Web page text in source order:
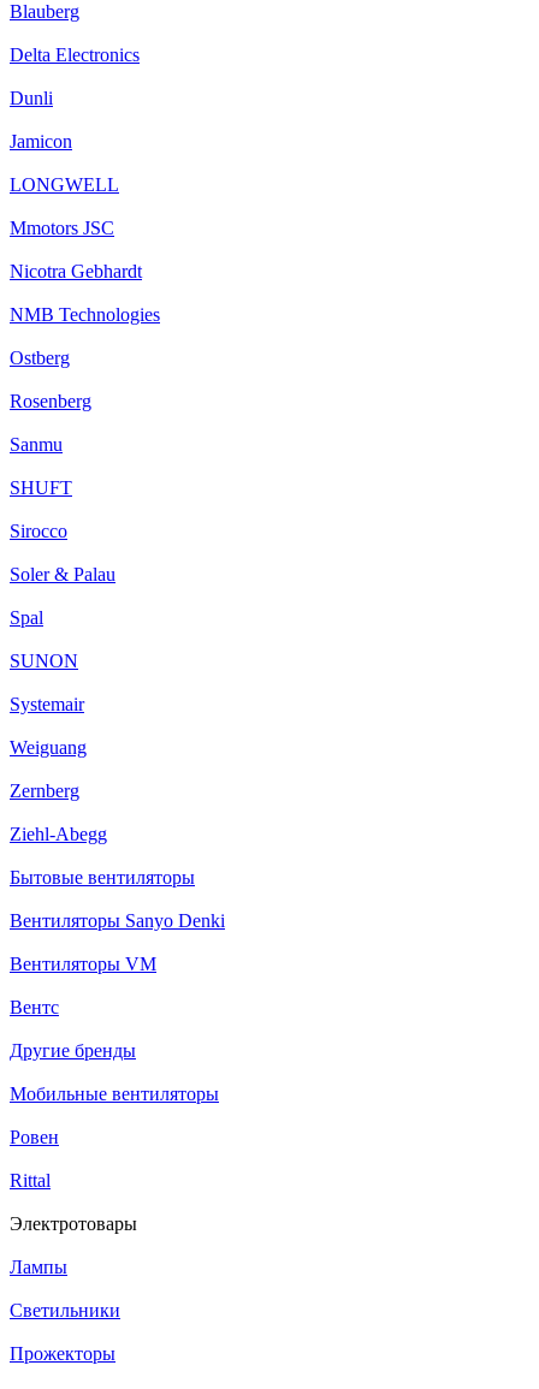
Blauberg
Delta Electronics
Dunli
Jamicon
LONGWELL
Mmotors JSC
Nicotra Gebhardt
NMB Technologies
Ostberg
Rosenberg
Sanmu
SHUFT
Sirocco
Soler & Palau
Spal
SUNON
Systemair
Weiguang
Zernberg
Ziehl-Abegg
Бытовые вентиляторы
Вентиляторы Sanyo Denki
Вентиляторы VM
Вентс
Другие бренды
Мобильные вентиляторы
Ровен
Rittal
Электротовары
Лампы
Светильники
Прожекторы